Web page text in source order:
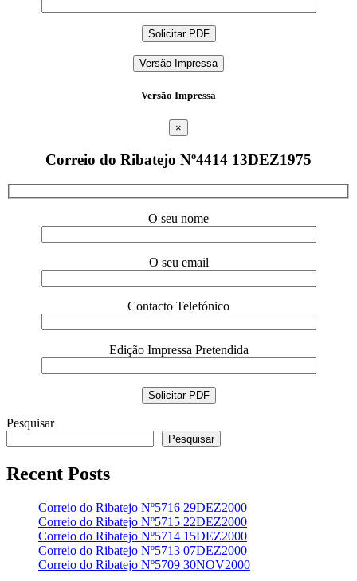
Versão Impressa
Versão Impressa
×
Correio do Ribatejo Nº4414 13DEZ1975
O seu nome
O seu email
Contacto Telefónico
Edição Impressa Pretendida
Pesquisar
Pesquisar
Recent Posts
Correio do Ribatejo Nº5716 29DEZ2000
Correio do Ribatejo Nº5715 22DEZ2000
Correio do Ribatejo Nº5714 15DEZ2000
Correio do Ribatejo Nº5713 07DEZ2000
Correio do Ribatejo Nº5709 30NOV2000